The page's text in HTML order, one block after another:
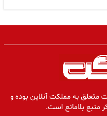
متعلق به مملکت آنلاین بوده و
منبع بلامانع است.